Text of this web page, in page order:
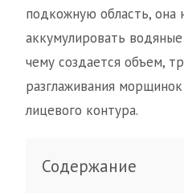
подкожную область, она
аккумулировать
чему создается объем,
разглаживания
лицевого контура.
Содержание